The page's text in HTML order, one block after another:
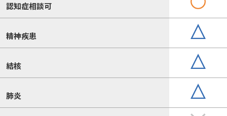
認知症相談可
精神疾患
結核
肺炎